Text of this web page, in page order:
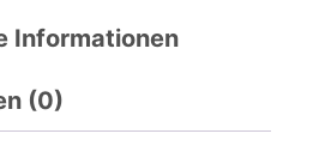
Informationen
(0)